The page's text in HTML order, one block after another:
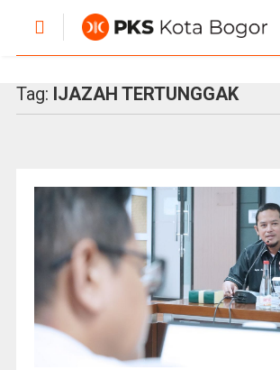
Tag: IJAZAH TERTUNGGAK